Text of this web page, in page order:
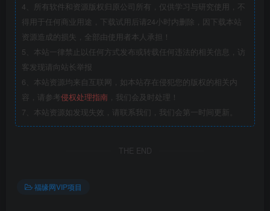
4、所有软件和资源版权归原公司所有，仅供学习与研究使用，不
得用于任何商业用途，下载试用后请24小时内删除，因下载本站
资源造成的损失，全部由使用者本人承担！
5、本站一律禁止以任何方式发布或转载任何违法的相关信息，访
客发现请向站长举报
6、本站资源均来自互联网，如本站存在侵犯您的版权的相关内
容，请参考侵权处理指南 ，我们会及时处理！
7、本站资源如发现失效，请联系我们，我们会第一时间更新。
THE END
福缘网VIP项目